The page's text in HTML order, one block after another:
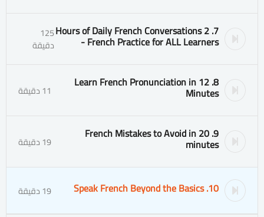
7. 2 Hours of Daily French Conversations
- French Practice for ALL Learners
125
دقيقة
8. Learn French Pronunciation in 12
Minutes 11 دقيقة
9. French Mistakes to Avoid in 20
minutes 19 دقيقة
10. Speak French Beyond the Basics 19 دقيقة